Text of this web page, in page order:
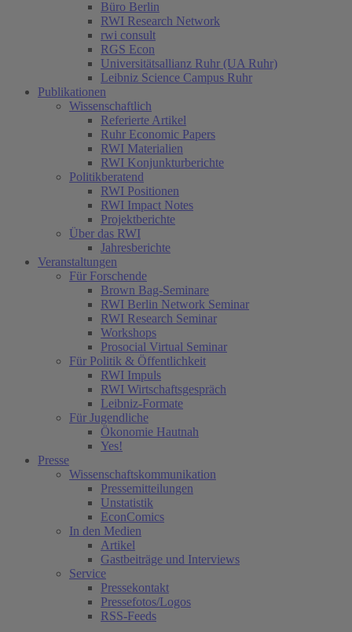
Büro Berlin
RWI Research Network
rwi consult
RGS Econ
Universitätsallianz Ruhr (UA Ruhr)
Leibniz Science Campus Ruhr
Publikationen
Wissenschaftlich
Referierte Artikel
Ruhr Economic Papers
RWI Materialien
RWI Konjunkturberichte
Politikberatend
RWI Positionen
RWI Impact Notes
Projektberichte
Über das RWI
Jahresberichte
Veranstaltungen
Für Forschende
Brown Bag-Seminare
RWI Berlin Network Seminar
RWI Research Seminar
Workshops
Prosocial Virtual Seminar
Für Politik & Öffentlichkeit
RWI Impuls
RWI Wirtschaftsgespräch
Leibniz-Formate
Für Jugendliche
Ökonomie Hautnah
Yes!
Presse
Wissenschaftskommunikation
Pressemitteilungen
Unstatistik
EconComics
In den Medien
Artikel
Gastbeiträge und Interviews
Service
Pressekontakt
Pressefotos/Logos
RSS-Feeds